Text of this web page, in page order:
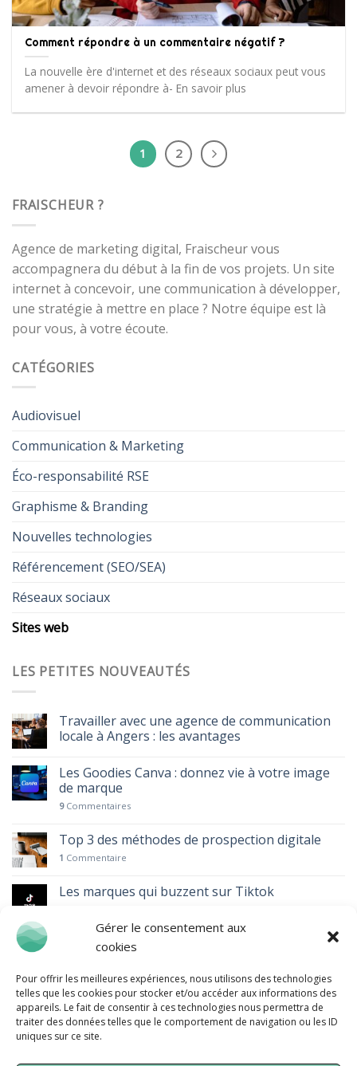
Gérer le consentement aux
cookies
Pour offrir les meilleures expériences, nous utilisons des technologies
telles que les cookies pour stocker et/ou accéder aux informations des
appareils. Le fait de consentir à ces technologies nous permettra de
traiter des données telles que le comportement de navigation ou les ID
uniques sur ce site.
FRAISCHEUR ?
Agence de marketing digital, Fraischeur vous
accompagnera du début à la fin de vos projets. Un site
internet à concevoir, une communication à développer,
une stratégie à mettre en place ? Notre équipe est là
pour vous, à votre écoute.
CATÉGORIES
Audiovisuel
Communication & Marketing
Éco-responsabilité RSE
Graphisme & Branding
Nouvelles technologies
Référencement (SEO/SEA)
Réseaux sociaux
Sites web
LES PETITES NOUVEAUTÉS
Travailler avec une agence de communication
locale à Angers : les avantages
Les Goodies Canva : donnez vie à votre image
de marque
9Commentaires
Top 3 des méthodes de prospection digitale
1 Commentaire
Les marques qui buzzent sur Tiktok
Le pouvoir des vidéos courtes : TikTok, Réels et
1 Commentaire
Comment répondre à un commentaire négatif ?
La nouvelle ère d'internet et des réseaux sociaux peut vous
amener à devoir répondre à- En savoir plus
1 2